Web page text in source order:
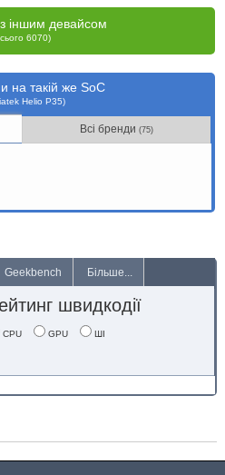
іншим девайсом
6070)
на такій же SoC
Helio P35)
Всі бренди(75)
Geekbench Більше...
швидкодії
CPU GPU ШІ